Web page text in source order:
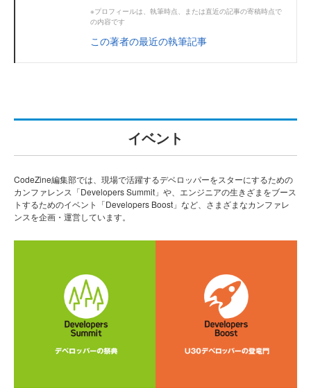
※プロフィールは、執筆時点、または直近の記事の寄稿時点で
の内容です
この著者の最近の執筆記事
イベント
CodeZine編集部では、現場で活躍するデベロッパーをスターにするための
カンファレンス「Developers Summit」や、エンジニアの生きざまをブース
トするためのイベント「Developers Boost」など、さまざまなカンファレ
ンスを企画・運営しています。